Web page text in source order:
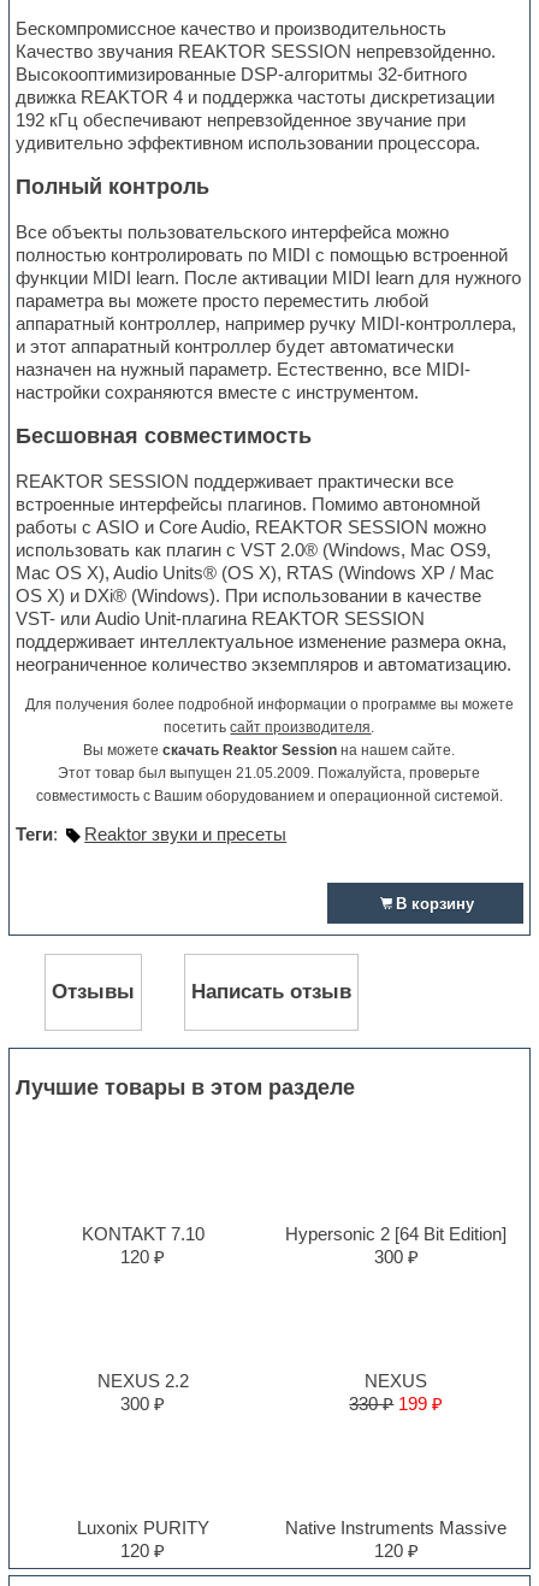
Бескомпромиссное качество и производительность
Качество звучания REAKTOR SESSION непревзойденно.
Высокооптимизированные DSP-алгоритмы 32-битного
движка REAKTOR 4 и поддержка частоты дискретизации
192 кГц обеспечивают непревзойденное звучание при
удивительно эффективном использовании процессора.
Полный контроль
Все объекты пользовательского интерфейса можно
полностью контролировать по MIDI с помощью встроенной
функции MIDI learn. После активации MIDI learn для нужного
параметра вы можете просто переместить любой
аппаратный контроллер, например ручку MIDI-контроллера,
и этот аппаратный контроллер будет автоматически
назначен на нужный параметр. Естественно, все MIDI-
настройки сохраняются вместе с инструментом.
Бесшовная совместимость
REAKTOR SESSION поддерживает практически все
встроенные интерфейсы плагинов. Помимо автономной
работы с ASIO и Core Audio, REAKTOR SESSION можно
использовать как плагин с VST 2.0® (Windows, Mac OS9,
Mac OS X), Audio Units® (OS X), RTAS (Windows XP / Mac
OS X) и DXi® (Windows). При использовании в качестве
VST- или Audio Unit-плагина REAKTOR SESSION
поддерживает интеллектуальное изменение размера окна,
неограниченное количество экземпляров и автоматизацию.
Для получения более подробной информации о программе вы можете
посетитьсайт производителя.
Вы можетескачать Reaktor Session на нашем сайте.
Этот товар был выпущен 21.05.2009. Пожалуйста, проверьте
совместимость с Вашим оборудованием и операционной системой.
Теги: Reaktor звуки и пресеты
В корзину
Отзывы Написать отзыв
Лучшие товары в этом разделе
KONTAKT 7.10
120 ₽
Hypersonic 2 [64 Bit Edition]
300 ₽
NEXUS 2.2
300 ₽
NEXUS
330 ₽ 199 ₽
Luxonix PURITY
120 ₽
Native Instruments Massive
120 ₽